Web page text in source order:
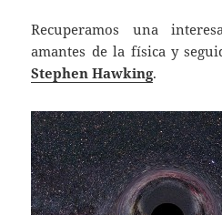
Recuperamos una
amantes de la física y
Stephen Hawking.